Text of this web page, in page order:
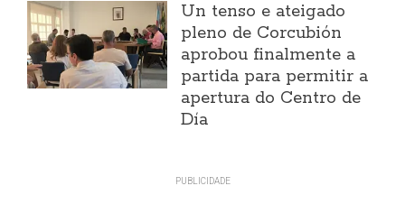
Un tenso e ateigado
pleno de Corcubión
aprobou finalmente a
partida para permitir a
apertura do Centro de
Día